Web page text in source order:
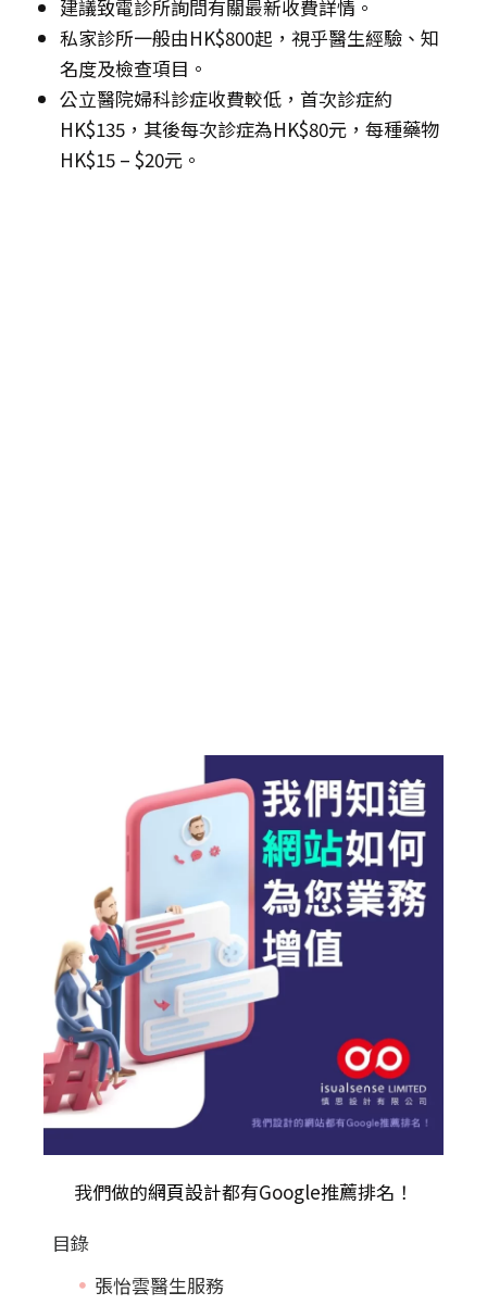
建議致電診所詢問有關最新收費詳情。
私家診所一般由HK$800起，視乎醫生經驗、知
名度及檢查項目。
公立醫院婦科診症收費較低，首次診症約
HK$135，其後每次診症為HK$80元，每種藥物
HK$15 – $20元。
我們做的網頁設計都有Google推薦排名！
目錄
張怡雲醫生服務